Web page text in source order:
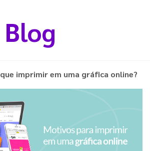
Blog
imprimir em uma gráfica online?